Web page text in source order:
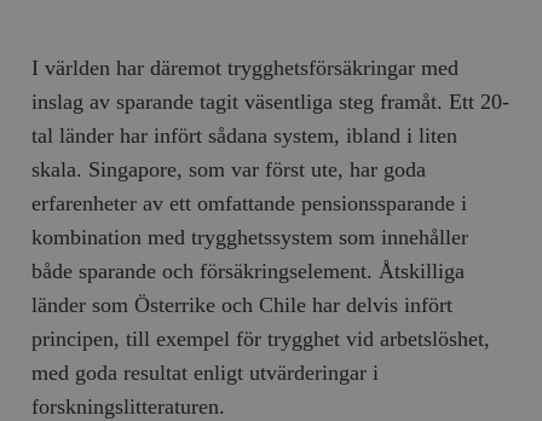
I världen har däremot trygghetsförsäkringar med
inslag av sparande tagit väsentliga steg framåt. Ett 20-
tal länder har infört sådana system, ibland i liten
skala. Singapore, som var först ute, har goda
erfarenheter av ett omfattande pensionssparande i
kombination med trygghetssystem som innehåller
både sparande och försäkringselement. Åtskilliga
länder som Österrike och Chile har delvis infört
principen, till exempel för trygghet vid arbetslöshet,
med goda resultat enligt utvärderingar i
forskningslitteraturen.